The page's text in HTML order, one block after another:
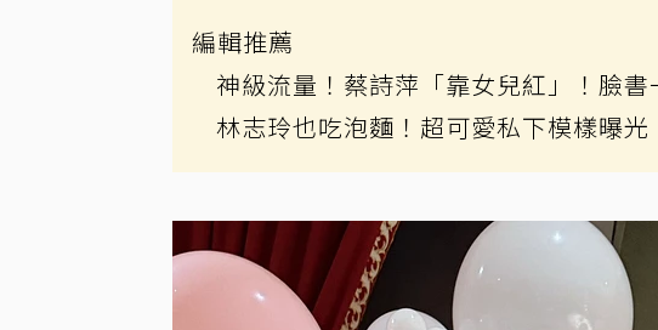
編輯推薦
神級流量！蔡詩萍「靠女兒紅」！臉書
林志玲也吃泡麵！超可愛私下模樣曝光